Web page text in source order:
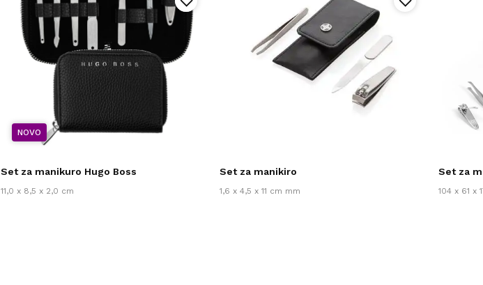
NOVO
Set za manikuro Hugo Boss
11,0 x 8,5 x 2,0 cm
Set za manikiro
1,6 x 4,5 x 11 cm mm
Set za
104 x 61 x